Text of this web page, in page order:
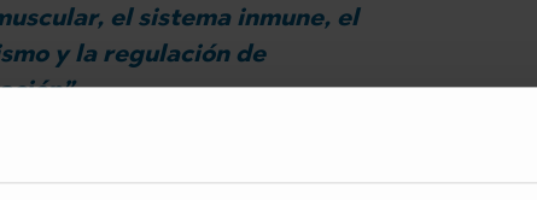
el sistema inmune, el
y la regulación de